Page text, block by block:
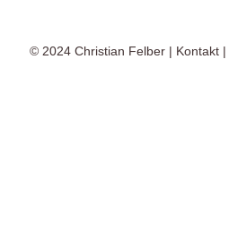
© 2024 Christian Felber | Kontakt |